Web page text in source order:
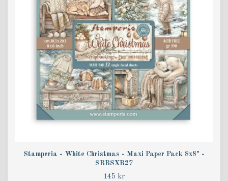
Stamperia - White Christmas - Maxi Paper Pack 8x8" -
SBBSXB27
145 kr